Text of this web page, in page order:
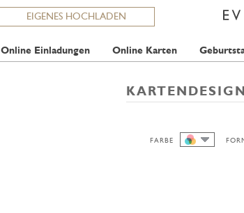
EIGENES HOCHLADEN
Online Einladungen Online Karten
FARBE